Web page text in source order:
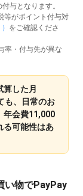
与となります。
等がポイント付与対
をご確認くださ
率・付与先が異な
した月
も、日常のお
年会費11,000
る可能性はあ
い物でPayPay